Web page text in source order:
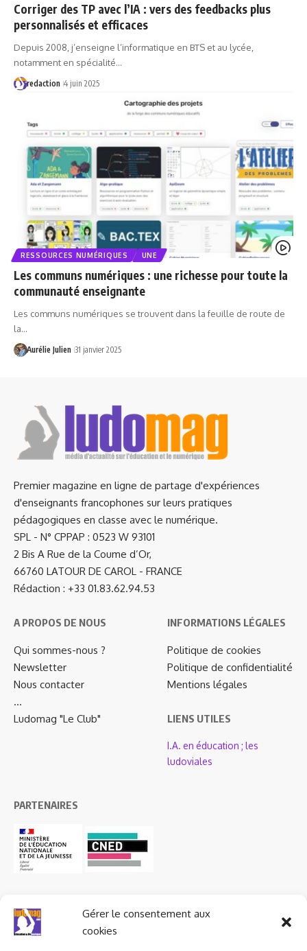
Gérer le consentement aux
cookies
Corriger des TP avec l’IA : vers des feedbacks plus
personnalisés et efficaces
Depuis 2008, j’enseigne l’informatique en BTS et au lycée,
notamment en spécialité…
redaction 4 juin 2025
RESSOURCES NUMÉRIQUES UNE
Les communs numériques : une richesse pour toute la
communauté enseignante
Les communs numériques se trouvent dans la feuille de route de
la…
Aurélie Julien 31 janvier 2025
Premier magazine en ligne de partage d'expériences
d'enseignants francophones sur leurs pratiques
pédagogiques en classe avec le numérique.
SPL - N° CPPAP : 0523 W 93101
2 Bis A Rue de la Coume d’Or,
66760 LATOUR DE CAROL - FRANCE
Rédaction : +33 01.83.62.94.53
A PROPOS DE NOUS
Qui sommes-nous ?
Newsletter
Nous contacter
…
Ludomag "Le Club"
INFORMATIONS LÉGALES
Politique de cookies
Politique de confidentialité
Mentions légales
LIENS UTILES
I.A. en éducation ; les
ludoviales
PARTENAIRES